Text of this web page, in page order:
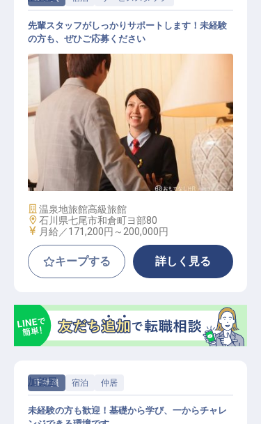
サービススタッフ
先輩スタッフがしっかりサポートします！未経験
の方も、ぜひご応募ください
施設業態
温泉地旅館高級旅館
勤務地
石川県七尾市和倉町ヨ部80
給与
月給／171,200円～ 200,000円
キープする 詳しく見る
正社員 宿泊 仲居
加賀屋
未経験の方も歓迎！基礎から学び、一からチャレ